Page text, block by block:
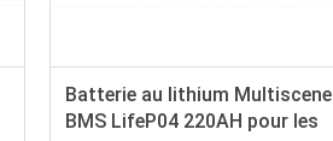
Batterie au lithium Multiscene
BMS LifeP04 220AH pour les